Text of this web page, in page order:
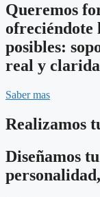
Queremos
ofreciéndote
posibles:
real y
Saber mas
Realizamos
Diseñamos